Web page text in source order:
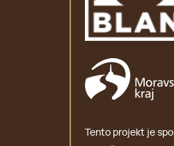
Tento projekt je